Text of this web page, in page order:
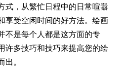
式，从繁忙日程中的日常喧嚣
享受空闲时间的好方法。绘画
不是每个人都是这方面的专
许多技巧和技巧来提高您的绘
。